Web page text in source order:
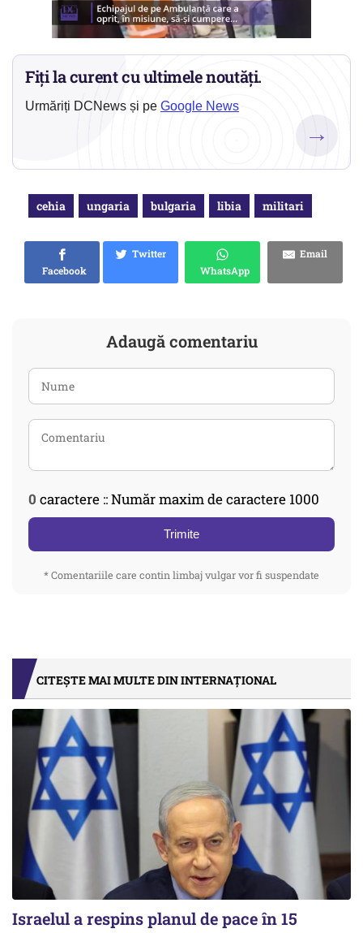
Fiți la curent cu ultimele noutăți.
Urmăriți DCNews și pe Google News
→
cehia ungaria bulgaria libia militari
Facebook
Twitter
WhatsApp
Email
Adaugă comentariu
0 caractere :: Număr maxim de caractere 1000
Trimite
* Comentariile care contin limbaj vulgar vor fi suspendate
CITEȘTE MAI MULTE DIN INTERNAȚIONAL
Israelul a respins planul de pace în 15